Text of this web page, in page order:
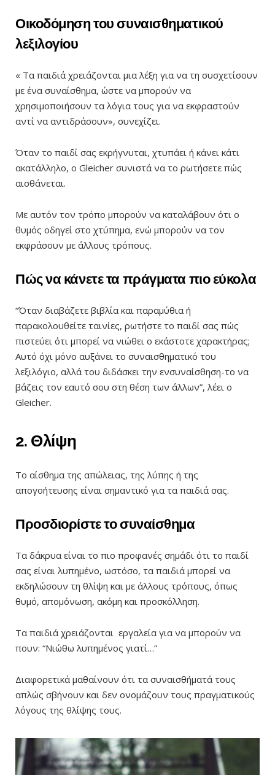
Οικοδόμηση του συναισθηματικού
λεξιλογίου
« Τα παιδιά χρειάζονται μια λέξη για να τη συσχετίσουν
με ένα συναίσθημα, ώστε να μπορούν να
χρησιμοποιήσουν τα λόγια τους για να εκφραστούν
αντί να αντιδράσουν», συνεχίζει.
Όταν το παιδί σας εκρήγνυται, χτυπάει ή κάνει κάτι
ακατάλληλο, ο Gleicher συνιστά να το ρωτήσετε πώς
αισθάνεται.
Με αυτόν τον τρόπο μπορούν να καταλάβουν ότι ο
θυμός οδηγεί στο χτύπημα, ενώ μπορούν να τον
εκφράσουν με άλλους τρόπους.
Πώς να κάνετε τα πράγματα πιο εύκολα
“Όταν διαβάζετε βιβλία και παραμύθια ή
παρακολουθείτε ταινίες, ρωτήστε το παιδί σας πώς
πιστεύει ότι μπορεί να νιώθει ο εκάστοτε χαρακτήρας;
Αυτό όχι μόνο αυξάνει το συναισθηματικό του
λεξιλόγιο, αλλά του διδάσκει την ενσυναίσθηση-το να
βάζεις τον εαυτό σου στη θέση των άλλων”, λέει ο
Gleicher.
2. Θλίψη
Το αίσθημα της απώλειας, της λύπης ή της
απογοήτευσης είναι σημαντικό για τα παιδιά σας.
Προσδιορίστε το συναίσθημα
Τα δάκρυα είναι το πιο προφανές σημάδι ότι το παιδί
σας είναι λυπημένο, ωστόσο, τα παιδιά μπορεί να
εκδηλώσουν τη θλίψη και με άλλους τρόπους, όπως
θυμό, απομόνωση, ακόμη και προσκόλληση.
Τα παιδιά χρειάζονται εργαλεία για να μπορούν να
πουν: “Νιώθω λυπημένος γιατί…”
Διαφορετικά μαθαίνουν ότι τα συναισθήματά τους
απλώς σβήνουν και δεν ονομάζουν τους πραγματικούς
λόγους της θλίψης τους.